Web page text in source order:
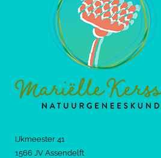
IJkmeester 41
1566 JV Assendelft